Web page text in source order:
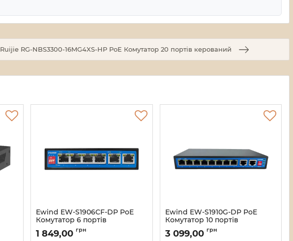
Ruijie RG-NBS3300-16MG4XS-HP PoE Комутатор 20 портів керований
Ewind EW-S1906CF-DP PoE
Комутатор 6 портів
некерований
Артикул:16_119577
1 849,00 грн
Ewind EW-S1910G-DP PoE
Комутатор 10 портів
некерований
Артикул:16_119576
3 099,00 грн